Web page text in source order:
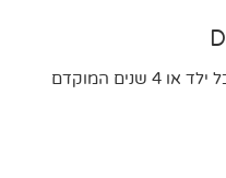
מגיל לידה עד 22 ק”ג לכל ילד או 4 שנים המוקדם